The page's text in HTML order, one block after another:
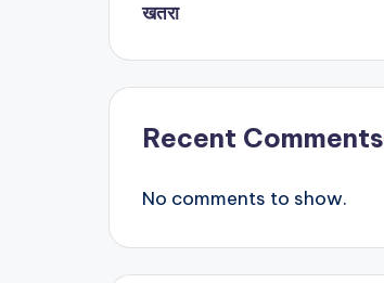
खतरा
Recent Comments
No comments to show.